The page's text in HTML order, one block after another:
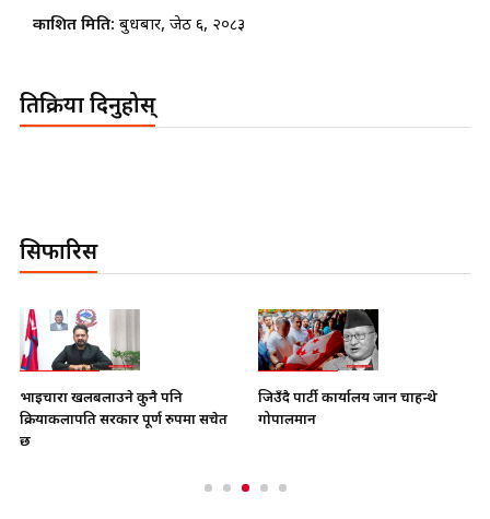
प्रकाशित मिति: बुधबार, जेठ ६, २०८३
प्रतिक्रिया दिनुहोस्
सिफारिस
भाइचारा खलबलाउने कुनै पनि
क्रियाकलापप्रति सरकार पूर्ण रुपमा सचेत
छ
जिउँदै पार्टी कार्यालय जान चाहन्थे
गोपालमान